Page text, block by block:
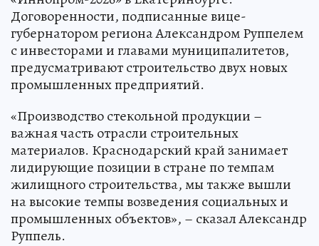
Договоренности, подписанные вице-
губернатором региона Александром Руппелем
с инвесторами и главами муниципалитетов,
предусматривают строительство двух новых
промышленных предприятий.
«Производство стекольной продукции –
важная часть отрасли строительных
материалов. Краснодарский край занимает
лидирующие позиции в стране по темпам
жилищного строительства, мы также вышли
на высокие темпы возведения социальных и
промышленных объектов», – сказал Александр
Руппель.